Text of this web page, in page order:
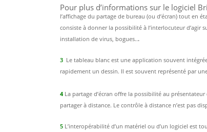
Pour plus d’informations sur le logiciel
l’affichage du partage de bureau (ou d’écran) tout en
consiste à donner la possibilité à l’interlocuteur d’agir
installation de virus, bogues...
3 Le tableau blanc est une application souvent
rapidement un dessin. Il est souvent représenté par
4 La partage d’écran offre la possibilité au
partager à distance. Le contrôle à distance n’est pas
5 L’interopérabilité d’un matériel ou d’un logiciel est